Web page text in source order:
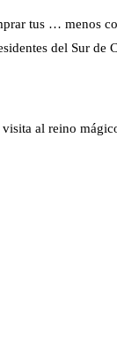
tus … menos
del Sur
al reino